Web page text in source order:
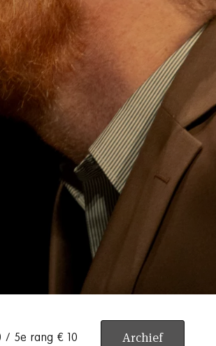
/ 5e rang € 10 Archief